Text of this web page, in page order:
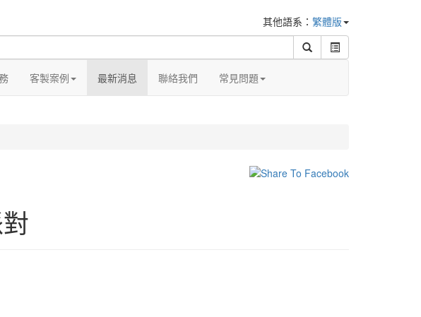
其他語系： 繁體版
客製案例 最新消息 聯絡我們 常見問題